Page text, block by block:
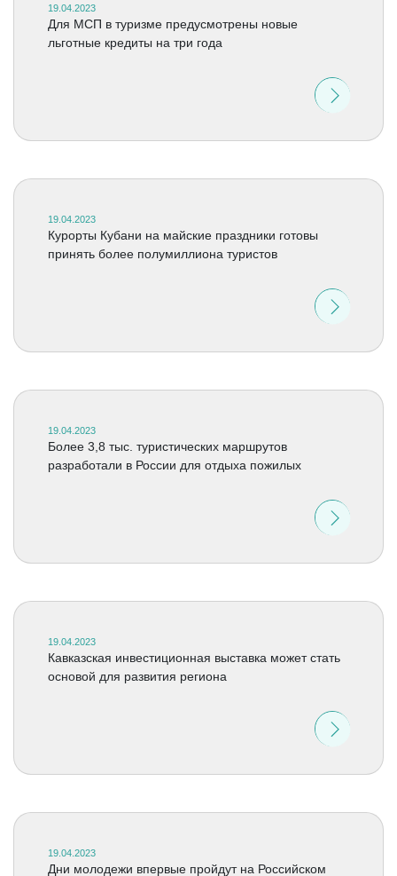
19.04.2023
Для МСП в туризме предусмотрены новые
льготные кредиты на три года
19.04.2023
Курорты Кубани на майские праздники готовы
принять более полумиллиона туристов
19.04.2023
Более 3,8 тыс. туристических маршрутов
разработали в России для отдыха пожилых
19.04.2023
Кавказская инвестиционная выставка может стать
основой для развития региона
19.04.2023
Дни молодежи впервые пройдут на Российском